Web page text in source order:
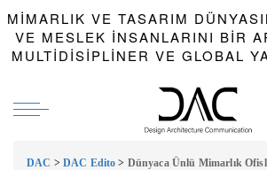
MIMARLIK VE TASARIM
VE MESLEK INSANLARINI BIR
MULTIDISIPLINER VE GLOBAL
DAC > DAC Edito > Dünyaca Ünlü Mimarlık Ofislerinden Açıklanan